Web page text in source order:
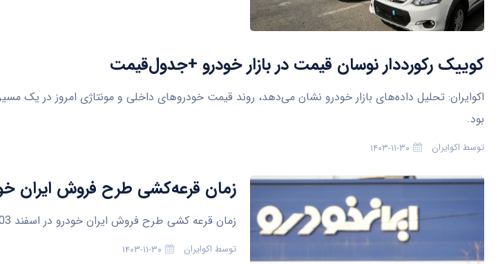
کوییک رکورددار نوسان قیمت در بازار خودرو +جدول‌قیمت
اکوایران: تحلیل داده‌های بازار خودرو نشان می‌دهد، روند قیمت خودروهای داخلی و مونتاژی امروز در یک
بود.
توسط اکوایران ۱۴۰۳-۱۱-۳۰
زمان قرعه‌کشی طرح فروش ایران خودرو
زمان قرعه کشی طرح فروش ایران خودرو در اسفند 1403 اعلام شد.
توسط اکوایران ۱۴۰۳-۱۱-۳۰